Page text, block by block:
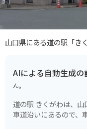
山口県にある道の駅「き
AIによる自動生成の
ん。
道の駅 きくがわは、
車道沿いにあるので、